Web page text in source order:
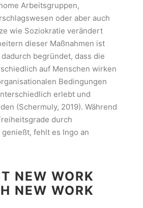
Arbeitsgruppen,
oder aber auch
wie Soziokratie verändert
dieser Maßnahmen ist
begründet, dass die
auf Menschen wirken
Bedingungen
erlebt und
(Schermuly, 2019). Während
durch
fehlt es Ingo an
NEW WORK
NEW WORK